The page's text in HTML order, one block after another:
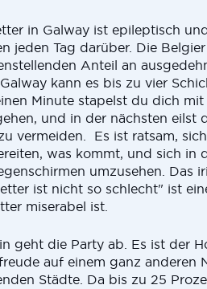
in Galway ist epileptisch
jeden Tag darüber. Die
Anteil an
kann es bis zu vier
Minute stapelst du dich mit
und in der nächsten eilst
vermeiden. Es ist ratsam,
was kommt, und sich in
umzusehen. Das
ist nicht so schlecht" ist
miserabel ist.
geht die Party ab. Es ist der
auf einem ganz anderen
Städte. Da bis zu 25